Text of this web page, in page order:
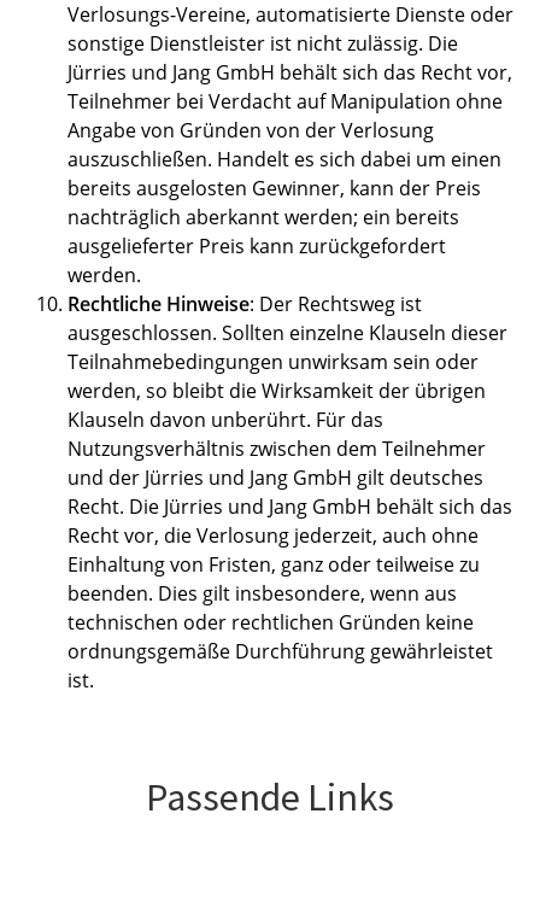
Verlosungs-Vereine, automatisierte Dienste oder
sonstige Dienstleister ist nicht zulässig. Die
Jürries und Jang GmbH behält sich das Recht vor,
Teilnehmer bei Verdacht auf Manipulation ohne
Angabe von Gründen von der Verlosung
auszuschließen. Handelt es sich dabei um einen
bereits ausgelosten Gewinner, kann der Preis
nachträglich aberkannt werden; ein bereits
ausgelieferter Preis kann zurückgefordert
werden.
Rechtliche Hinweise: Der Rechtsweg ist
ausgeschlossen. Sollten einzelne Klauseln dieser
Teilnahmebedingungen unwirksam sein oder
werden, so bleibt die Wirksamkeit der übrigen
Klauseln davon unberührt. Für das
Nutzungsverhältnis zwischen dem Teilnehmer
und der Jürries und Jang GmbH gilt deutsches
Recht. Die Jürries und Jang GmbH behält sich das
Recht vor, die Verlosung jederzeit, auch ohne
Einhaltung von Fristen, ganz oder teilweise zu
beenden. Dies gilt insbesondere, wenn aus
technischen oder rechtlichen Gründen keine
ordnungsgemäße Durchführung gewährleistet
ist.
Passende Links